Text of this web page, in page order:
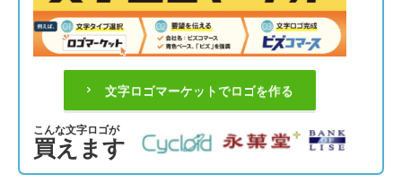
文字ロゴマーケットでロゴを作る
こんな文字ロゴが
買えます